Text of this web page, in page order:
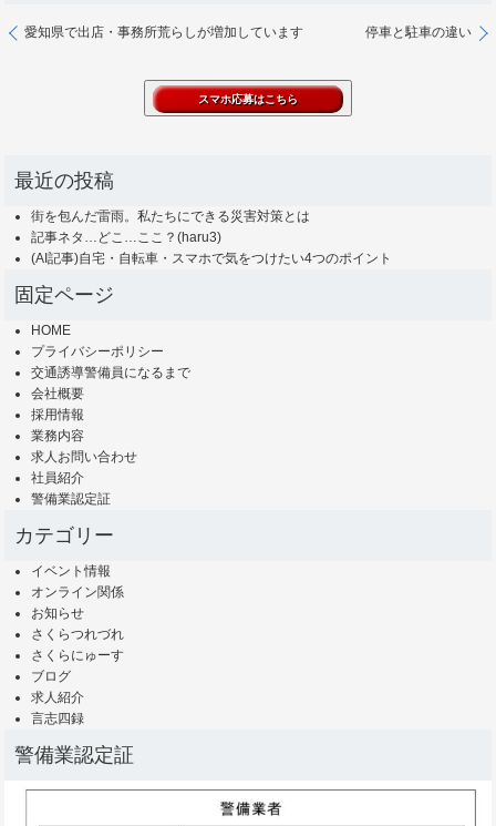
愛知県で出店・事務所荒らしが増加しています 停車と駐車の違い
最近の投稿
街を包んだ雷雨。私たちにできる災害対策とは
記事ネタ…どこ…ここ？(haru3)
(AI記事)自宅・自転車・スマホで気をつけたい4つのポイント
固定ページ
HOME
プライバシーポリシー
交通誘導警備員になるまで
会社概要
採用情報
業務内容
求人お問い合わせ
社員紹介
警備業認定証
カテゴリー
イベント情報
オンライン関係
お知らせ
さくらつれづれ
さくらにゅーす
ブログ
求人紹介
言志四録
警備業認定証